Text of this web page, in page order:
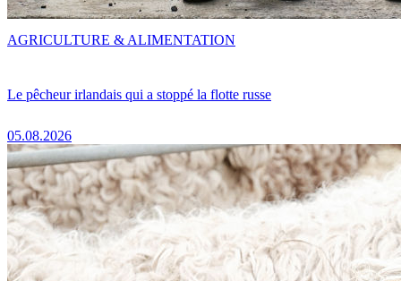
Le pêcheur irlandais qui a stoppé la flotte russe
05.08.2026
AGRICULTURE & ALIMENTATION